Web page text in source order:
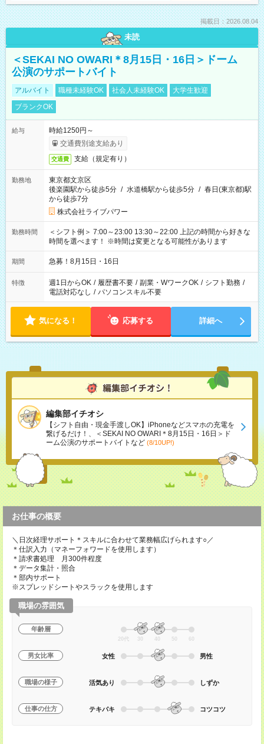
掲載日：2026.08.04
未読
＜SEKAI NO OWARI＊8月15日・16日＞ドーム
公演のサポートバイト
アルバイト 職種未経験OK 社会人未経験OK
大学生歓迎
ブランクOK
給与
時給1250円～
交通費別途支給あり
交通費 支給（規定有り）
勤務地
東京都文京区
後楽園駅から徒歩5分 / 水道橋駅から徒歩5分 / 春日(東京都)駅
から徒歩7分
株式会社ライブパワー
勤務時間
＜シフト例＞ 7:00～23:00 13:30～22:00 上記の時間から好きな
時間を選べます！ ※時間は変更となる可能性があります
期間 急募！8月15日・16日
特徴 週1日からOK / 履歴書不要 / 副業・WワークOK / シフト勤務 /
電話対応なし / パソコンスキル不要
気になる！ 応募する 詳細へ
編集部イチオシ
【シフト自由・現金手渡しOK】iPhoneなどスマホの充電を
繋げるだけ！、＜SEKAI NO OWARI＊8月15日・16日＞ド
ーム公演のサポートバイトなど (8/10UP!)
お仕事の概要
＼日次経理サポート＊スキルに合わせて業務幅広げられます○／
＊仕訳入力（マネーフォワードを使用します）
＊請求書処理 月300件程度
＊データ集計・照合
＊部内サポート
※スプレッドシートやスラックを使用します
職場の雰囲気
年齢層
20代 30 40 50 60
男女比率 女性 男性
職場の様子 活気あり しずか
仕事の仕方 テキパキ コツコツ